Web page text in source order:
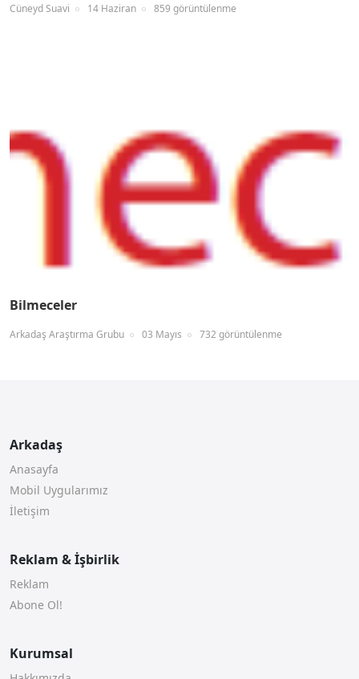
Cüneyd Suavi 14 Haziran 859 görüntülenme
Bilmeceler
Arkadaş Araştırma Grubu 03 Mayıs 732 görüntülenme
Arkadaş
Anasayfa
Mobil Uygularımız
İletişim
Reklam & İşbirlik
Reklam
Abone Ol!
Kurumsal